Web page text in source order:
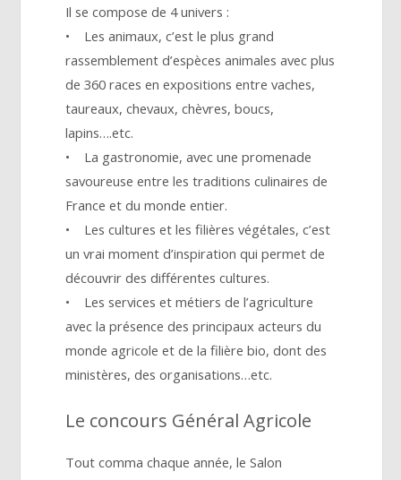
Il se compose de 4 univers :
• Les animaux, c’est le plus grand
rassemblement d’espèces animales avec plus
de 360 races en expositions entre vaches,
taureaux, chevaux, chèvres, boucs,
lapins….etc.
• La gastronomie, avec une promenade
savoureuse entre les traditions culinaires de
France et du monde entier.
• Les cultures et les filières végétales, c’est
un vrai moment d’inspiration qui permet de
découvrir des différentes cultures.
• Les services et métiers de l’agriculture
avec la présence des principaux acteurs du
monde agricole et de la filière bio, dont des
ministères, des organisations…etc.
Le concours Général Agricole
Tout comma chaque année, le Salon